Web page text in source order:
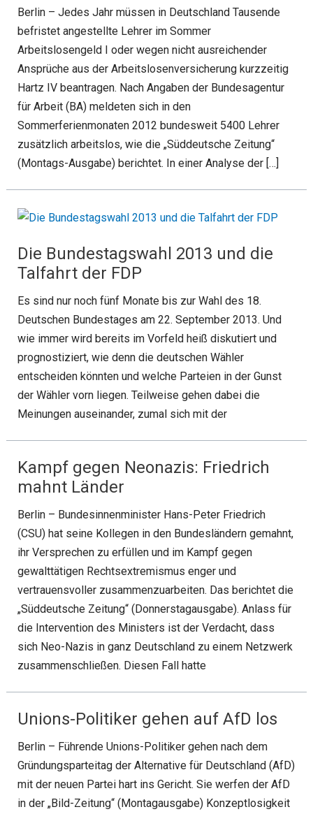
Berlin – Jedes Jahr müssen in Deutschland Tausende
befristet angestellte Lehrer im Sommer
Arbeitslosengeld I oder wegen nicht ausreichender
Ansprüche aus der Arbeitslosenversicherung kurzzeitig
Hartz IV beantragen. Nach Angaben der Bundesagentur
für Arbeit (BA) meldeten sich in den
Sommerferienmonaten 2012 bundesweit 5400 Lehrer
zusätzlich arbeitslos, wie die „Süddeutsche Zeitung“
(Montags-Ausgabe) berichtet. In einer Analyse der […]
Die Bundestagswahl 2013 und die
Talfahrt der FDP
Es sind nur noch fünf Monate bis zur Wahl des 18.
Deutschen Bundestages am 22. September 2013. Und
wie immer wird bereits im Vorfeld heiß diskutiert und
prognostiziert, wie denn die deutschen Wähler
entscheiden könnten und welche Parteien in der Gunst
der Wähler vorn liegen. Teilweise gehen dabei die
Meinungen auseinander, zumal sich mit der
Kampf gegen Neonazis: Friedrich
mahnt Länder
Berlin – Bundesinnenminister Hans-Peter Friedrich
(CSU) hat seine Kollegen in den Bundesländern gemahnt,
ihr Versprechen zu erfüllen und im Kampf gegen
gewalttätigen Rechtsextremismus enger und
vertrauensvoller zusammenzuarbeiten. Das berichtet die
„Süddeutsche Zeitung“ (Donnerstagausgabe). Anlass für
die Intervention des Ministers ist der Verdacht, dass
sich Neo-Nazis in ganz Deutschland zu einem Netzwerk
zusammenschließen. Diesen Fall hatte
Unions-Politiker gehen auf AfD los
Berlin – Führende Unions-Politiker gehen nach dem
Gründungsparteitag der Alternative für Deutschland (AfD)
mit der neuen Partei hart ins Gericht. Sie werfen der AfD
in der „Bild-Zeitung“ (Montagausgabe) Konzeptlosigkeit